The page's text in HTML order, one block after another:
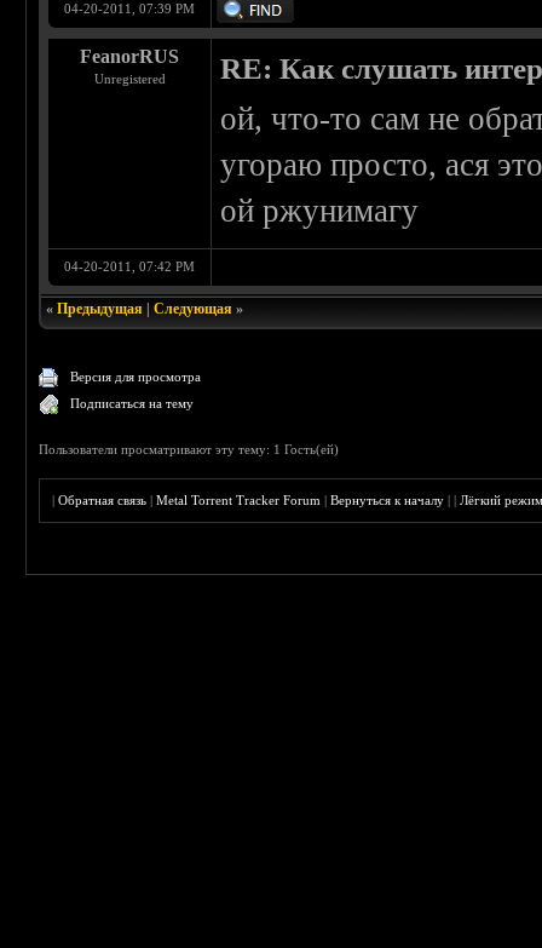
04-20-2011, 07:39 PM
FeanorRUS
Unregistered RE: Как слушать
ой, что-то сам не
угораю просто, ася
ой ржунимагу
04-20-2011, 07:42 PM
«Предыдущая |Следующая »
Версия для просмотра
Подписаться на тему
Пользователи просматривают эту тему: 1 Гость(ей)
|Обратная связь |Metal Torrent Tracker Forum |Вернуться к началу ||Лёгкий